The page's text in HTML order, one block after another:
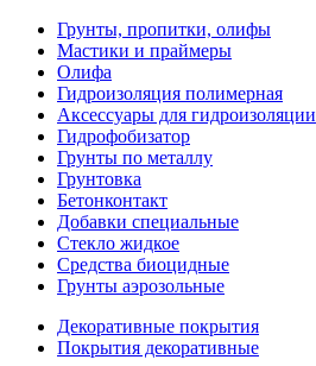
Грунты, пропитки, олифы
Мастики и праймеры
Олифа
Гидроизоляция полимерная
Аксессуары для гидроизоляции
Гидрофобизатор
Грунты по металлу
Грунтовка
Бетонконтакт
Добавки специальные
Стекло жидкое
Средства биоцидные
Грунты аэрозольные
Декоративные покрытия
Покрытия декоративные